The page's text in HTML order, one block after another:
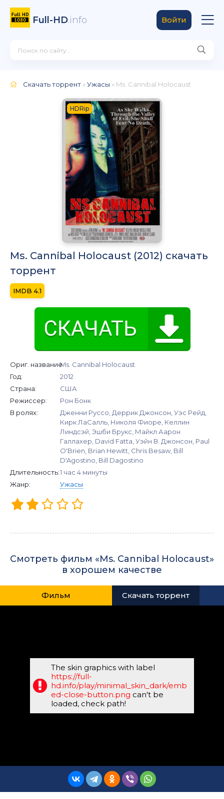
Full-HD.info Войти
Скачать торрент »Ужасы » Ms. Cannibal Holocaust
HDRip
Ms. Cannibal Holocaust (2012) скачать
торрент
4.1
Ориг. название:Ms. Cannibal Holocaust
Год:
2012
Страна:
США
Режиссер:
Рон Бонк
В ролях:
Дженни Руссо, Деррик Джонсон, Уэс Рейд,
Кирк ЛаСалль, Николя Фиоре, Келлин
Линдсэй, Эшби Брукс, Майкл Аарон
Галлахер, David Fatta, Уэйн В. Джонсон, Paul
O'Brien, Brian Hewitt, Chris Besaw, Bill
D'Agostino, Bill Dagostino
Длительность:1 час 4 минуты
Жанр:
Ужасы
Смотреть фильм «Ms. Cannibal Holocaust»
в хорошем качестве
Фильм Скачать торрент
The skin graphics with label
https://full-
hd.info/play/minimal_skin_dark/emb
ed-close-button.png can't be
loaded, check path!